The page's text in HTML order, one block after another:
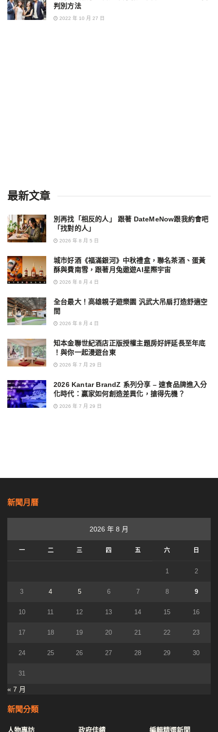
判別方法
2022 年 10 月 27 日
最新文章
別再找「相反的人」 跟著 DateMeNow跟我約會吧
「找對的人」
2026 年 8 月 5 日
城市好酒《福滿銀河》中秋禮盒，聯名茶酒、蛋黃
酥與費南雪，跟著月兔遨遊AI星際宇宙
2026 年 8 月 4 日
全台最大！高雄親子遊樂園 汎武大吊扇打造舒適空
間
2026 年 8 月 4 日
知本金聯世紀酒店正版授權主題房好評延長至年底
！與你一起漫遊台東
2026 年 7 月 29 日
2026 Kantar BrandZ 系列分享 – 速食品牌進入分
化時代：贏家如何創造差異化，搶得先機？
2026 年 7 月 29 日
新聞月曆
2026 年 8 月
一 二 三 四 五 六 日
1 2
3 4 5 6 7 8 9
10 11 12 13 14 15 16
17 18 19 20 21 22 23
24 25 26 27 28 29 30
31
« 7 月
新聞分類
人物專訪 政府佳績 編輯精選新聞